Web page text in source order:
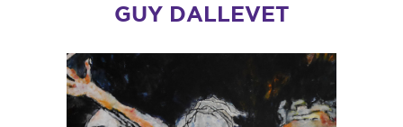
GUY DALLEVET